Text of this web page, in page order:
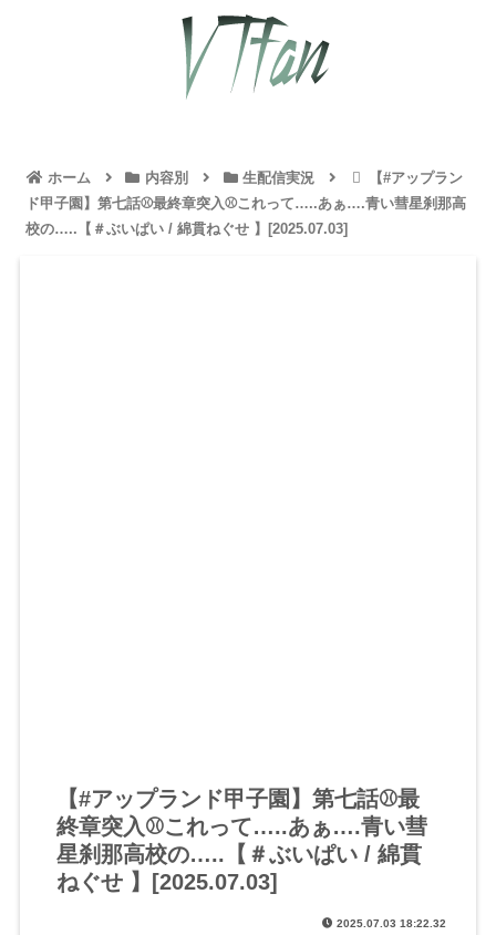
ホーム 内容別 生配信実況
【#アップラン
ド甲子園】第七話⚾最終章突入⚾これって…..あぁ….青い彗星刹那高
校の…..【＃ぶいぱい / 綿貫ねぐせ 】[2025.07.03]
【#アップランド甲子園】第七話⚾最
終章突入⚾これって…..あぁ….青い彗
星刹那高校の…..【＃ぶいぱい / 綿貫
ねぐせ 】[2025.07.03]
2025.07.03 18:22.32